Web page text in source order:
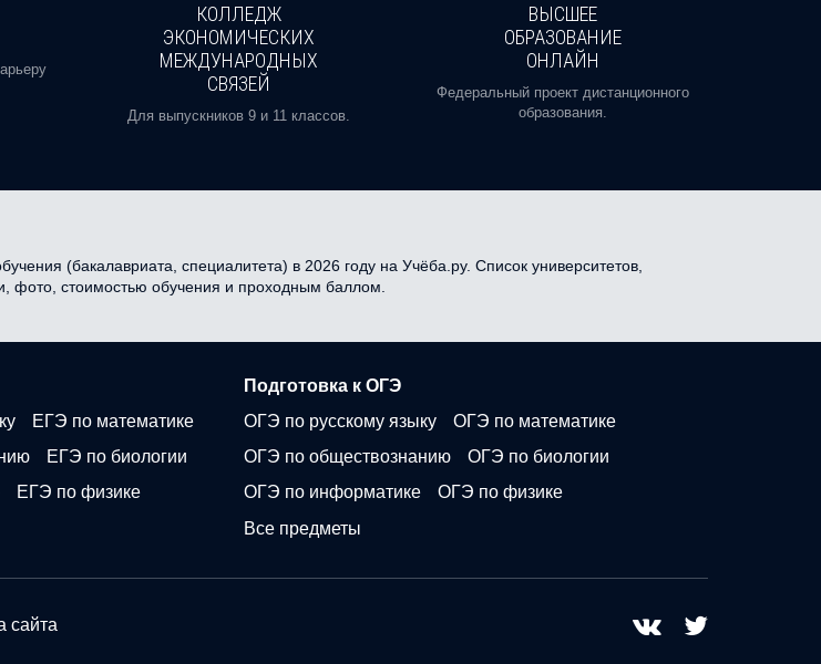
КОЛЛЕДЖ
ЭКОНОМИЧЕСКИХ
МЕЖДУНАРОДНЫХ
СВЯЗЕЙ
Для выпускников 9 и 11 классов.
ВЫСШЕЕ
ОБРАЗОВАНИЕ
ОНЛАЙН
Федеральный проект дистанционного
образования.
(бакалавриата, специалитета) в 2026 году на Учёба.ру. Список университетов,
фото, стоимостью обучения и проходным баллом.
ЕГЭ по математике
ЕГЭ по биологии
ЕГЭ по физике
Подготовка к ОГЭ
ОГЭ по русскому языку
ОГЭ по математике
ОГЭ по обществознанию
ОГЭ по биологии
ОГЭ по информатике
ОГЭ по физике
Все предметы
сайта